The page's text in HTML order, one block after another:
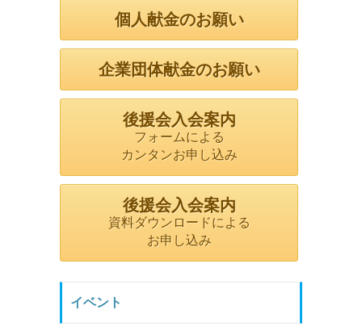
個人献金のお願い
企業団体献金のお願い
後援会入会案内
フォームによる
カンタンお申し込み
後援会入会案内
資料ダウンロードによる
お申し込み
イベント